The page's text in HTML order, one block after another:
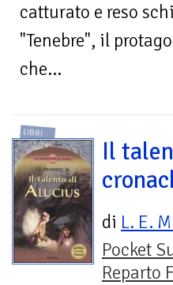
catturato e reso
"Tenebre", il
che...
LIBRI
Il
di L. E.
Pocket
Reparto